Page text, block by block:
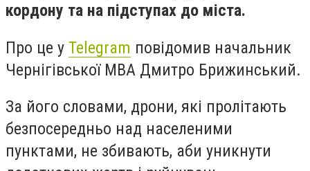
кордону та на підступах до міста.
Про це у Telegram повідомив начальник
Чернігівської МВА Дмитро Брижинський.
За його словами, дрони, які пролітають
безпосередньо над населеними
пунктами, не збивають, аби уникнути